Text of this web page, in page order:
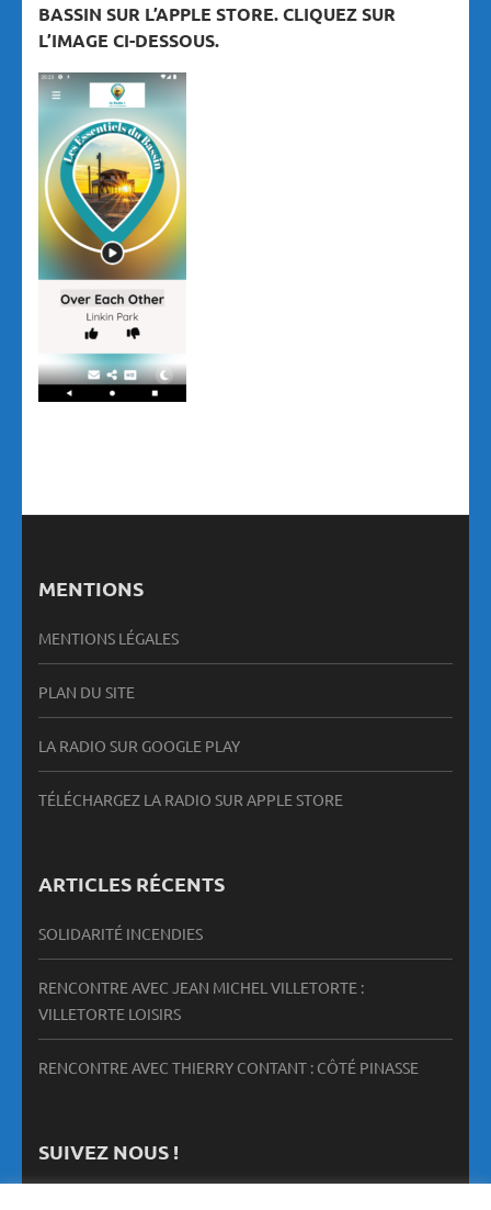
BASSIN SUR L’APPLE STORE. CLIQUEZ SUR
L’IMAGE CI-DESSOUS.
MENTIONS
MENTIONS LÉGALES
PLAN DU SITE
LA RADIO SUR GOOGLE PLAY
TÉLÉCHARGEZ LA RADIO SUR APPLE STORE
ARTICLES RÉCENTS
SOLIDARITÉ INCENDIES
RENCONTRE AVEC JEAN MICHEL VILLETORTE :
VILLETORTE LOISIRS
RENCONTRE AVEC THIERRY CONTANT : CÔTÉ PINASSE
SUIVEZ NOUS !